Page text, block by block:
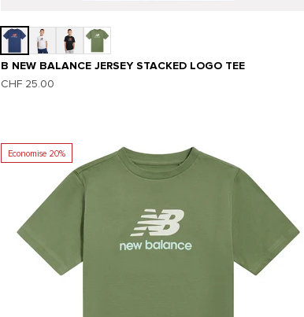
B NEW BALANCE JERSEY STACKED LOGO TEE
Prix de vente
CHF 25.00
Economise 20%